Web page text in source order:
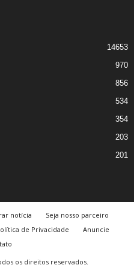
14653
970
856
534
354
203
201
notícia
Seja nosso parceiro
de Privacidade
Anuncie
os direitos reservados.